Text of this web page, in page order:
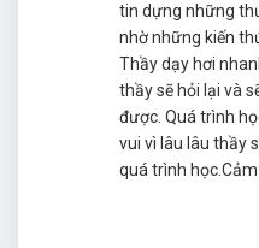
tin dựng những
nhờ những kiến
Thầy dạy hơi
thầy sẽ hỏi lại và
được. Quá trình
vui vì lâu lâu thầy
quá trình